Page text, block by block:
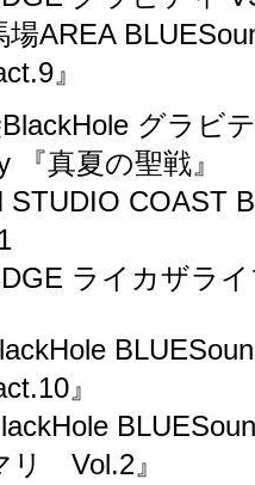
場AREA
』
グラビ
『真夏の聖戦』
STUDIO COAST
ライカザラ
』
リ Vol.2』